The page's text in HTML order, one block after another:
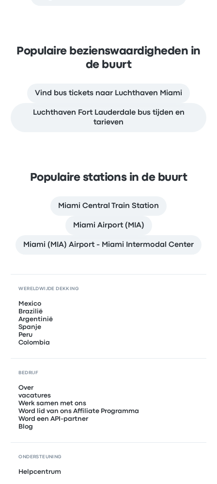
Populaire bezienswaardigheden in
de buurt
Vind bus tickets naar Luchthaven Miami
Luchthaven Fort Lauderdale bus tijden en
tarieven
Populaire stations in de buurt
Miami Central Train Station
Miami Airport (MIA)
Miami (MIA) Airport - Miami Intermodal Center
WERELDWIJDE DEKKING
Mexico
Brazilië
Argentinië
Spanje
Peru
Colombia
BEDRIJF
Over
vacatures
Werk samen met ons
Word lid van ons Affiliate Programma
Word een API-partner
Blog
ONDERSTEUNING
Helpcentrum